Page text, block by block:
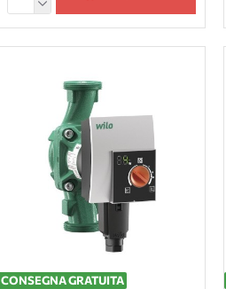
CONSEGNA GRATUITA